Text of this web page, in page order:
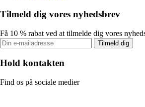
Tilmeld dig vores nyhedsbrev
Få 10 % rabat ved at tilmelde dig vores
Tilmeld dig
Hold kontakten
Find os på sociale medier